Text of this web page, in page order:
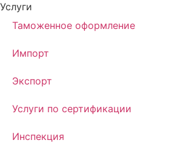
Услуги
Таможенное оформление
Импорт
Экспорт
Услуги по сертификации
Инспекция